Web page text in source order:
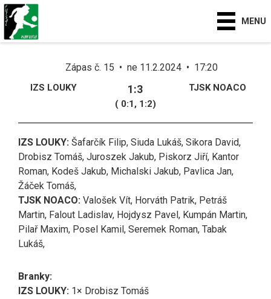
MENU
Zápas č. 15 • ne 11.2.2024 • 17:20
IZS LOUKY 1:3
( 0:1, 1:2)
TJSK NOACO
IZS LOUKY: Šafarčík Filip, Siuda Lukáš, Sikora David,
Drobisz Tomáš, Juroszek Jakub, Piskorz Jiří, Kantor
Roman, Kodeš Jakub, Michalski Jakub, Pavlica Jan,
Žáček Tomáš,
TJSK NOACO: Valošek Vít, Horváth Patrik, Petráš
Martin, Falout Ladislav, Hojdysz Pavel, Kumpán Martin,
Pilař Maxim, Posel Kamil, Seremek Roman, Tabak
Lukáš,
Branky:
IZS LOUKY: 1× Drobisz Tomáš